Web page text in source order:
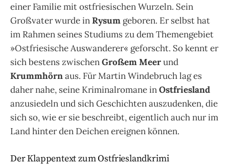
einer Familie mit ostfriesischen Wurzeln. Sein
Großvater wurde inRysum geboren. Er selbst hat
im Rahmen seines Studiums zu dem Themengebiet
»Ostfriesische Auswanderer« geforscht. So kennt er
sich bestens zwischenGroßem Meerund
Krummhörnaus. Für Martin Windebruch lag es
daher nahe, seine Kriminalromane inOstfriesland
anzusiedeln und sich Geschichten auszudenken, die
sich so, wie er sie beschreibt, eigentlich auch nur im
Land hinter den Deichen ereignen können.
Der Klappentext zum Ostfrieslandkrimi